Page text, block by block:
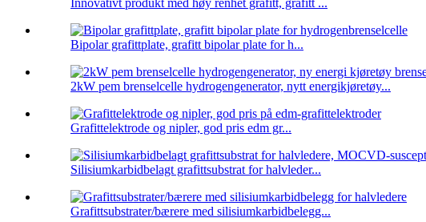
Innovativt produkt med høy renhet grafitt, grafitt ...
Bipolar grafittplate, grafitt bipolar plate for h...
2kW pem brenselcelle hydrogengenerator, nytt energikjøretøy...
Grafittelektrode og nipler, god pris edm gr...
Silisiumkarbidbelagt grafittsubstrat for halvleder...
Grafittsubstrater/bærere med silisiumkarbidbelegg...